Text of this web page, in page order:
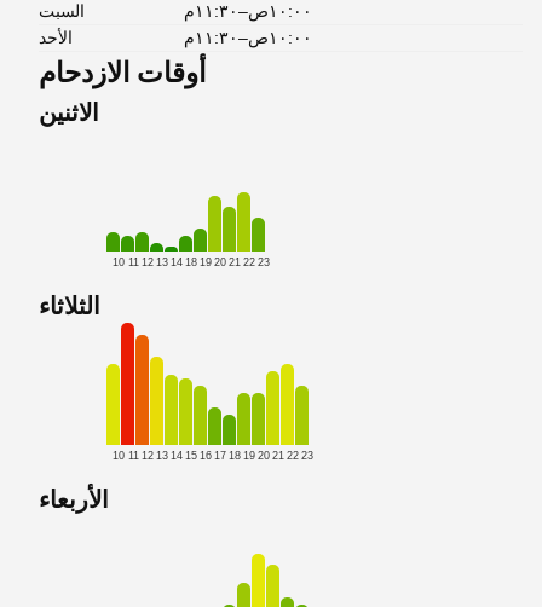
السبت
١٠:٠٠ص–١١:٣٠م
الأحد
١٠:٠٠ص–١١:٣٠م
أوقات الازدحام
الاثنين
10 11 12 13 14 18 19 20 21 22 23
الثلاثاء
10 11 12 13 14 15 16 17 18 19 20 21 22 23
الأربعاء